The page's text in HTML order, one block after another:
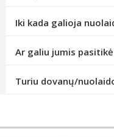
Iki kada galioja
Ar galiu jumis
Turiu dovanų/